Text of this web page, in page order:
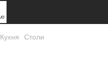
Кухня Столи